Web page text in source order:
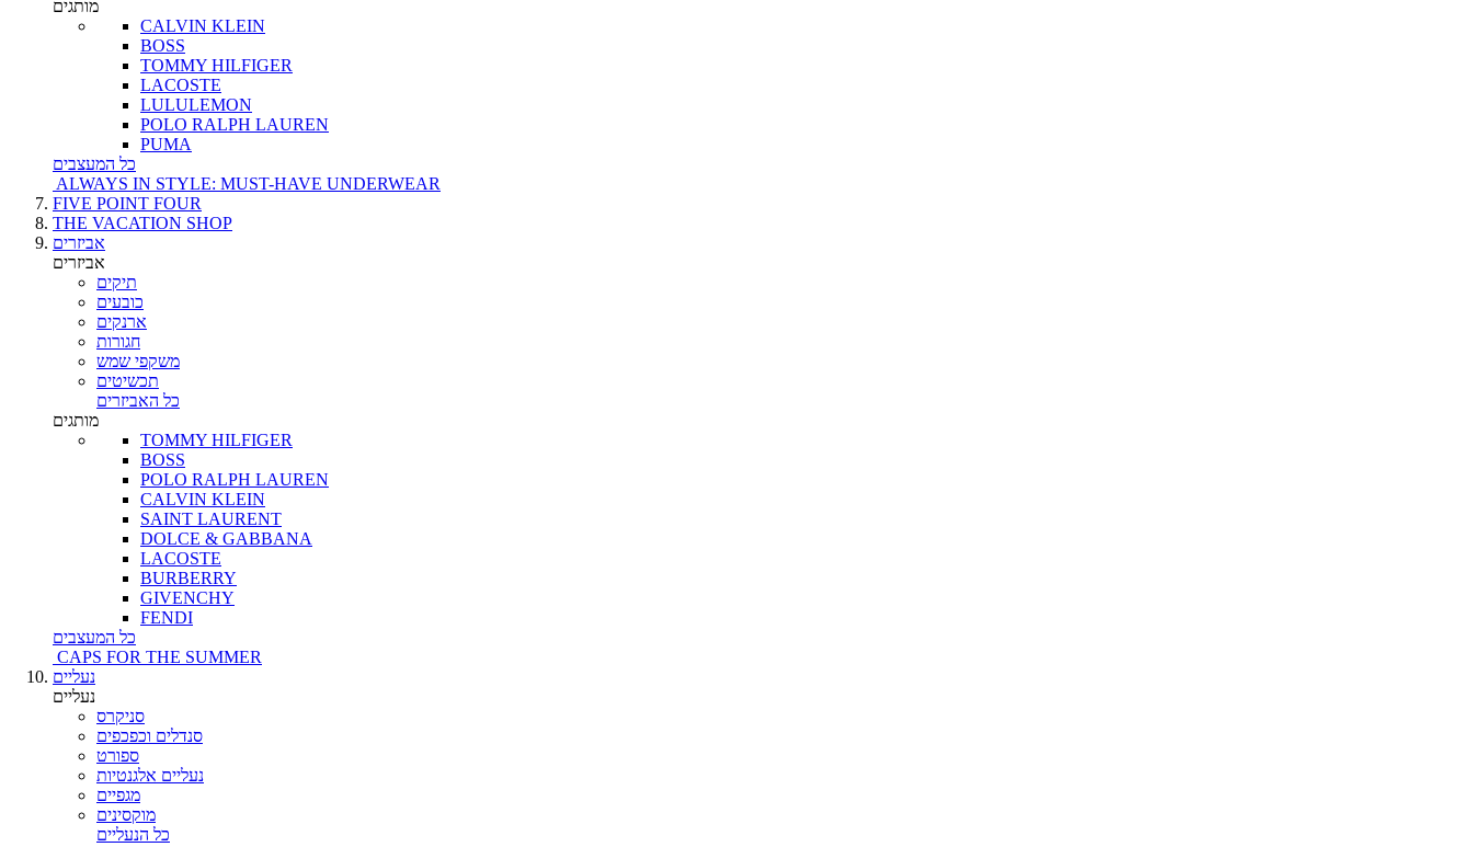
מותגים
CALVIN KLEIN
BOSS
TOMMY HILFIGER
LACOSTE
LULULEMON
POLO RALPH LAUREN
PUMA
כל המעצבים
ALWAYS IN STYLE: MUST-HAVE UNDERWEAR
FIVE POINT FOUR
THE VACATION SHOP
אביזרים
אביזרים
תיקים
כובעים
ארנקים
חגורות
משקפי שמש
תכשיטים
כל האביזרים
מותגים
TOMMY HILFIGER
BOSS
POLO RALPH LAUREN
CALVIN KLEIN
SAINT LAURENT
DOLCE & GABBANA
LACOSTE
BURBERRY
GIVENCHY
FENDI
כל המעצבים
CAPS FOR THE SUMMER
נעליים
נעליים
סניקרס
סנדלים וכפכפים
ספורט
נעליים אלגנטיות
מגפיים
מוקסינים
כל הנעליים